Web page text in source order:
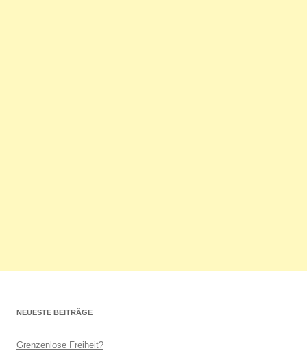
NEUESTE BEITRÄGE
Grenzenlose Freiheit?